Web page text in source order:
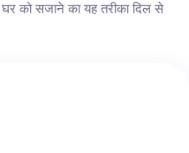
को सजाने का यह तरीका दिल से